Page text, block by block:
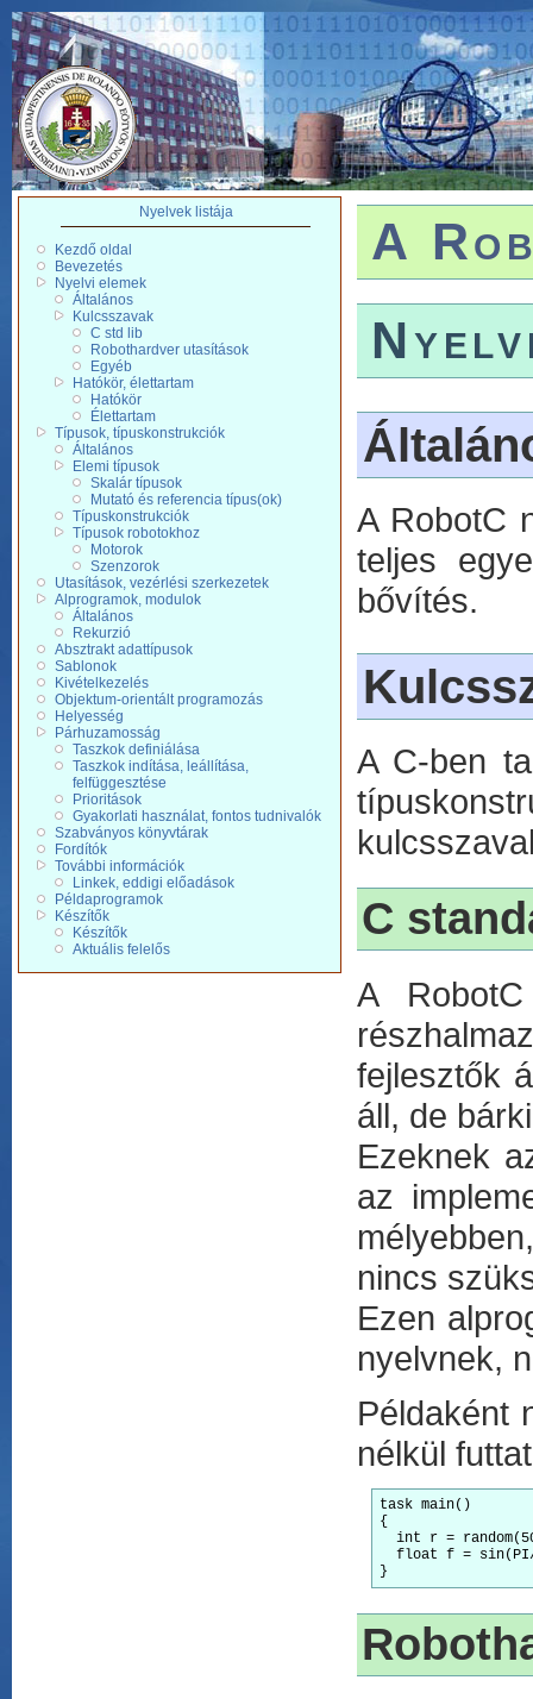
Nyelvek listája
Kezdő oldal
Bevezetés
Nyelvi elemek
Általános
Kulcsszavak
C std lib
Robothardver utasítások
Egyéb
Hatókör, élettartam
Hatókör
Élettartam
Típusok, típuskonstrukciók
Általános
Elemi típusok
Skalár típusok
Mutató és referencia típus(ok)
Típuskonstrukciók
Típusok robotokhoz
Motorok
Szenzorok
Utasítások, vezérlési szerkezetek
Alprogramok, modulok
Általános
Rekurzió
Absztrakt adattípusok
Sablonok
Kivételkezelés
Objektum-orientált programozás
Helyesség
Párhuzamosság
Taszkok definiálása
Taszkok indítása, leállítása,
felfüggesztése
Prioritások
Gyakorlati használat, fontos tudnivalók
Szabványos könyvtárak
Fordítók
További információk
Linkek, eddigi előadások
Példaprogramok
Készítők
Készítők
Aktuális felelős
A
A RobotC
teljes
bővítés.
A C-ben
C
A
fejlesztők
áll, de
Ezeknek
az
nincs
Ezen
nyelvnek,
Példaként
nélkül
task main()
{
int r = random(50);				//Ez a függvényv ANSI C-ben a Random.h-
float f = sin(PI/4);			//Ez a függvényv ANSI C-ben a